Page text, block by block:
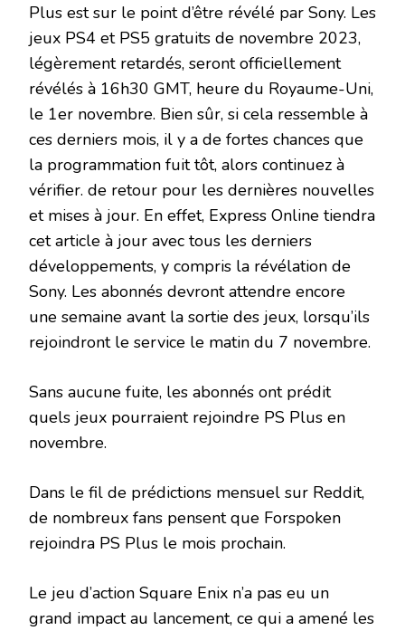
Plus est sur le point d’être révélé par Sony. Les
jeux PS4 et PS5 gratuits de novembre 2023,
légèrement retardés, seront officiellement
révélés à 16h30 GMT, heure du Royaume-Uni,
le 1er novembre. Bien sûr, si cela ressemble à
ces derniers mois, il y a de fortes chances que
la programmation fuit tôt, alors continuez à
vérifier. de retour pour les dernières nouvelles
et mises à jour. En effet, Express Online tiendra
cet article à jour avec tous les derniers
développements, y compris la révélation de
Sony. Les abonnés devront attendre encore
une semaine avant la sortie des jeux, lorsqu’ils
rejoindront le service le matin du 7 novembre.
Sans aucune fuite, les abonnés ont prédit
quels jeux pourraient rejoindre PS Plus en
novembre.
Dans le fil de prédictions mensuel sur Reddit,
de nombreux fans pensent que Forspoken
rejoindra PS Plus le mois prochain.
Le jeu d’action Square Enix n’a pas eu un
grand impact au lancement, ce qui a amené les